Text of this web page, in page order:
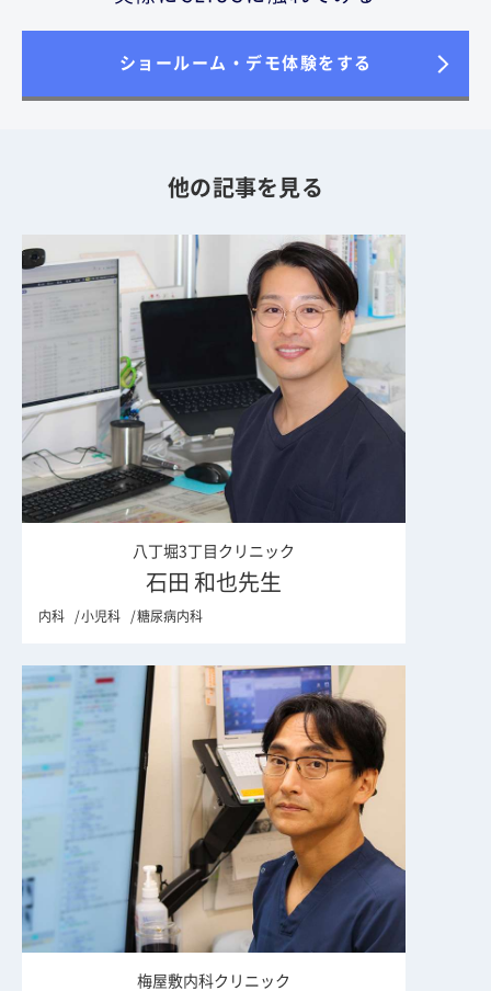
ショールーム・デモ体験をする
他の記事を見る
八丁堀3丁目クリニック
石田 和也先生
内科 小児科 糖尿病内科
梅屋敷内科クリニック